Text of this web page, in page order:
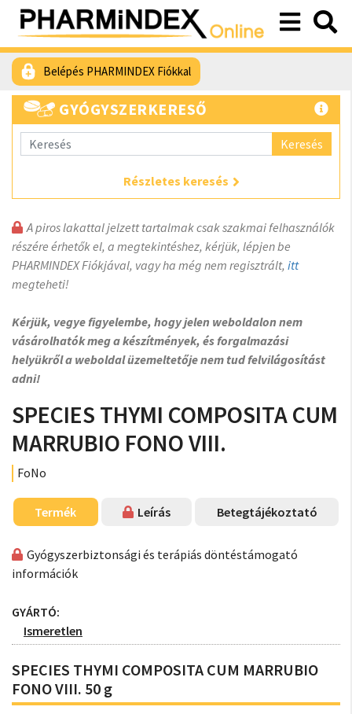
Belépés PHARMINDEX Fiókkal
GYÓGYSZERKERESŐ
Keresés
Részletes keresés
A piros lakattal jelzett tartalmak csak szakmai felhasználók
részére érhetők el, a megtekintéshez, kérjük, lépjen be
PHARMINDEX Fiókjával, vagy ha még nem regisztrált, itt
megteheti!
Kérjük, vegye figyelembe, hogy jelen weboldalon nem
vásárolhatók meg a készítmények, és forgalmazási
helyükről a weboldal üzemeltetője nem tud felvilágosítást
adni!
SPECIES THYMI COMPOSITA CUM
MARRUBIO FONO VIII.
FoNo
Termék Leírás Betegtájékoztató
Gyógyszerbiztonsági és terápiás döntéstámogató
információk
GYÁRTÓ:
Ismeretlen
SPECIES THYMI COMPOSITA CUM MARRUBIO
FONO VIII. 50 g